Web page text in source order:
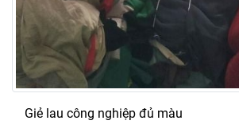
Giẻ lau công nghiệp đủ màu